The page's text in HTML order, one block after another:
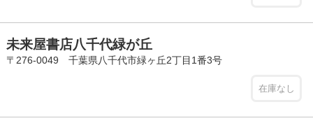
未来屋書店八千代緑が丘
〒276-0049 千葉県八千代市緑ヶ丘2丁目1番3号
在庫なし